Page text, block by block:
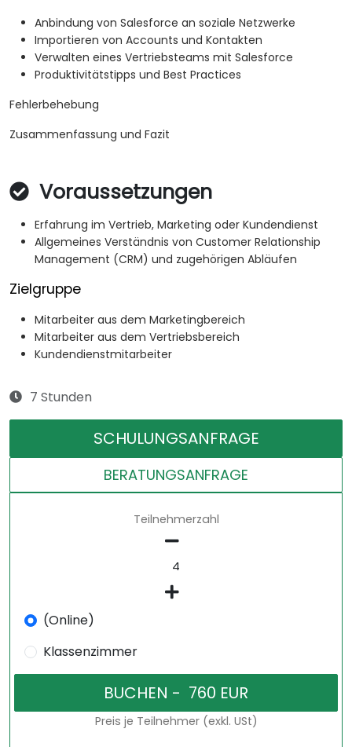
Anbindung von Salesforce an soziale Netzwerke
Importieren von Accounts und Kontakten
Verwalten eines Vertriebsteams mit Salesforce
Produktivitätstipps und Best Practices
Fehlerbehebung
Zusammenfassung und Fazit
Voraussetzungen
Erfahrung im Vertrieb, Marketing oder Kundendienst
Allgemeines Verständnis von Customer Relationship
Management (CRM) und zugehörigen Abläufen
Zielgruppe
Mitarbeiter aus dem Marketingbereich
Mitarbeiter aus dem Vertriebsbereich
Kundendienstmitarbeiter
7 Stunden
SCHULUNGSANFRAGE
BERATUNGSANFRAGE
Teilnehmerzahl
(Online)
Klassenzimmer
Preis je Teilnehmer (exkl. USt)